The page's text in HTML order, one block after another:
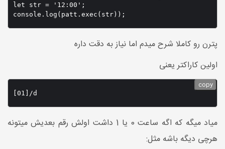
let str = '12:00';
console.log(patt.exec(str));
پترن رو کاملا شرح میدم اما نیاز به دقت داره
اولین کاراکتر یعنی
[01]/d
copy
میاد میگه که اگه ساعت 0 یا 1 داشت اولش رقم بعدیش میتونه
هرچی دیگه باشه مثل: